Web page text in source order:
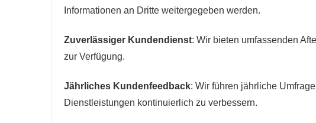
Informationen an Dritte weitergegeben werden.
Zuverlässiger Kundendienst: Wir bieten umfassenden
zur Verfügung.
Jährliches Kundenfeedback: Wir führen jährliche
Dienstleistungen kontinuierlich zu verbessern.